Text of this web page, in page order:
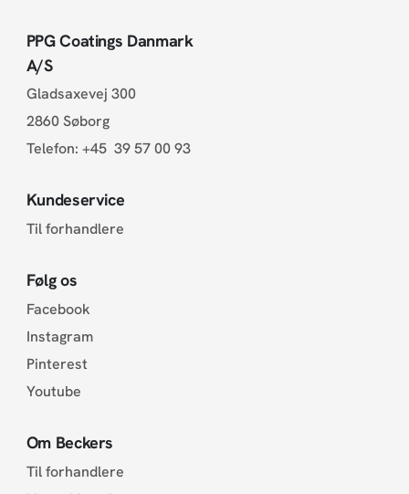
PPG Coatings Danmark
A/S
Gladsaxevej 300
2860 Søborg
Telefon: +45 39 57 00 93
Kundeservice
Til forhandlere
Følg os
Facebook
Instagram
Pinterest
Youtube
Om Beckers
Til forhandlere